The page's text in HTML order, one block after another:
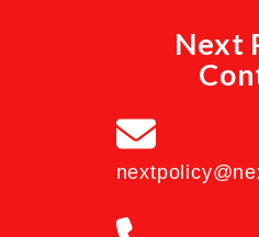
Next